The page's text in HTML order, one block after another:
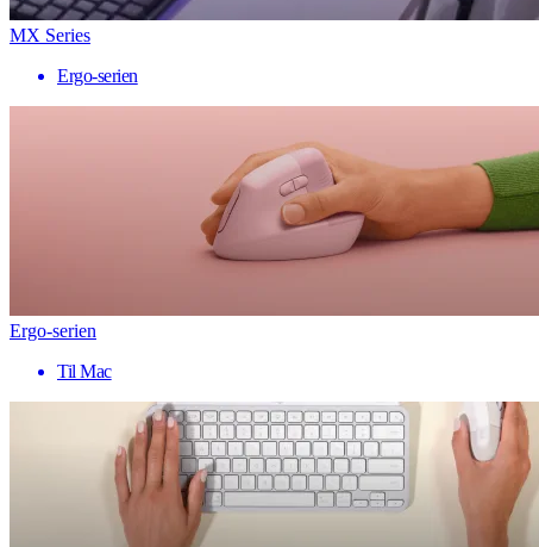
MX Series
Ergo-serien
Ergo-serien
Til Mac